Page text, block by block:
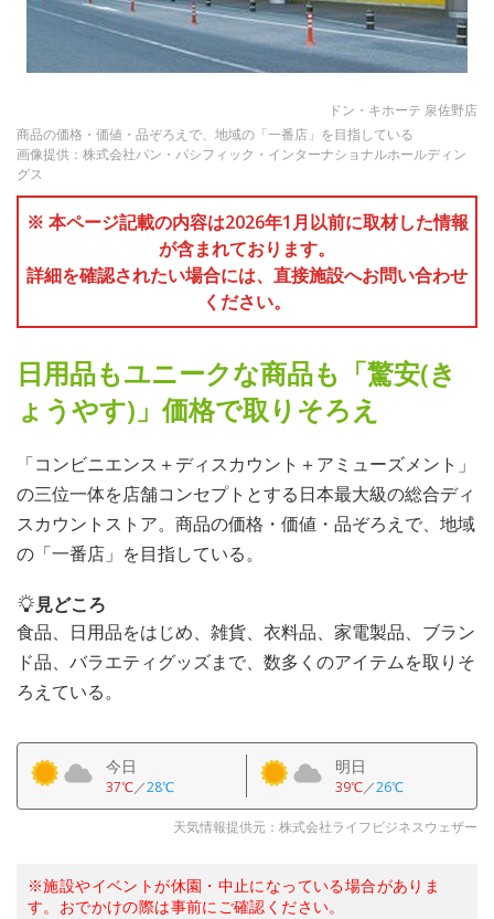
ドン・キホーテ 泉佐野店
商品の価格・価値・品ぞろえで、地域の「一番店」を目指している
画像提供：株式会社パン・パシフィック・インターナショナルホールディン
グス
※ 本ページ記載の内容は2026年1月以前に取材した情報
が含まれております。
詳細を確認されたい場合には、直接施設へお問い合わせ
ください。
日用品もユニークな商品も「驚安(き
ょうやす)」価格で取りそろえ
「コンビニエンス＋ディスカウント＋アミューズメント」
の三位一体を店舗コンセプトとする日本最大級の総合ディ
スカウントストア。商品の価格・価値・品ぞろえで、地域
の「一番店」を目指している。
見どころ
食品、日用品をはじめ、雑貨、衣料品、家電製品、ブラン
ド品、バラエティグッズまで、数多くのアイテムを取りそ
ろえている。
今日
37℃／28℃
明日
39℃／26℃
天気情報提供元：株式会社ライフビジネスウェザー
※施設やイベントが休園・中止になっている場合がありま
す。おでかけの際は事前にご確認ください。